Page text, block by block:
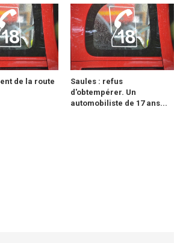
de la route
Saules : refus
d'obtempérer. Un
automobiliste de 17 ans...